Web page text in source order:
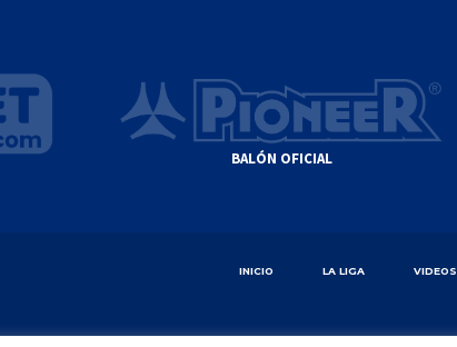
BALÓN OFICIAL
INICIO LA LIGA VIDEOS